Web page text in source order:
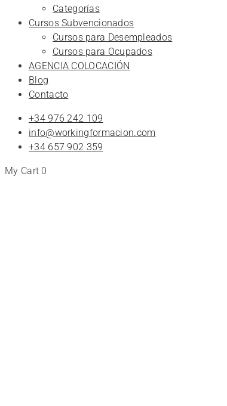
Categorías
Cursos Subvencionados
Cursos para Desempleados
Cursos para Ocupados
AGENCIA COLOCACIÓN
Blog
Contacto
+34 976 242 109
info@workingformacion.com
+34 657 902 359
My Cart 0